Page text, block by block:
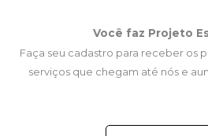
Você faz Projeto
Faça seu cadastro para receber os
serviços que chegam até nós e